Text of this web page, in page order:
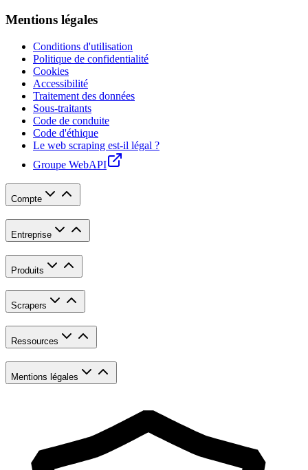
Mentions légales
Conditions d'utilisation
Politique de confidentialité
Cookies
Accessibilité
Traitement des données
Sous-traitants
Code de conduite
Code d'éthique
Le web scraping est-il légal ?
Groupe WebAPI
Compte
Entreprise
Produits
Scrapers
Ressources
Mentions légales